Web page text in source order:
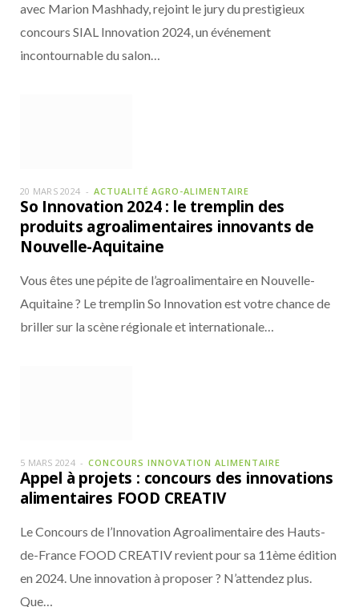
avec Marion Mashhady, rejoint le jury du prestigieux
concours SIAL Innovation 2024, un événement
incontournable du salon…
20 MARS 2024 ACTUALITÉ AGRO-ALIMENTAIRE
So Innovation 2024 : le tremplin des
produits agroalimentaires innovants de
Nouvelle-Aquitaine
Vous êtes une pépite de l’agroalimentaire en Nouvelle-
Aquitaine ? Le tremplin So Innovation est votre chance de
briller sur la scène régionale et internationale…
5 MARS 2024 CONCOURS INNOVATION ALIMENTAIRE
Appel à projets : concours des innovations
alimentaires FOOD CREATIV
Le Concours de l’Innovation Agroalimentaire des Hauts-
de-France FOOD CREATIV revient pour sa 11ème édition
en 2024. Une innovation à proposer ? N’attendez plus.
Que…